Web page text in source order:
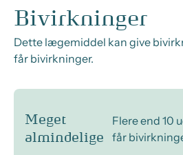
Bivirkninger
Dette lægemiddel kan give
får bivirkninger.
Meget
almindelige
Flere end 10
får